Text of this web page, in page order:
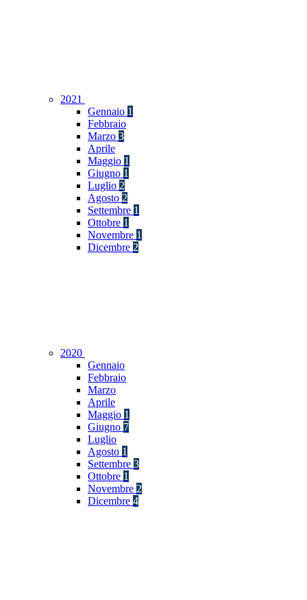
2021
Gennaio 1
Febbraio
Marzo 3
Aprile
Maggio 1
Giugno 1
Luglio 2
Agosto 2
Settembre 1
Ottobre 1
Novembre 1
Dicembre 2
2020
Gennaio
Febbraio
Marzo
Aprile
Maggio 1
Giugno 7
Luglio
Agosto 1
Settembre 3
Ottobre 1
Novembre 2
Dicembre 4